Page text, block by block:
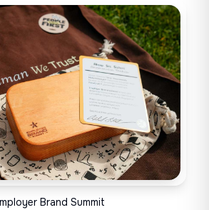
Brand Summit